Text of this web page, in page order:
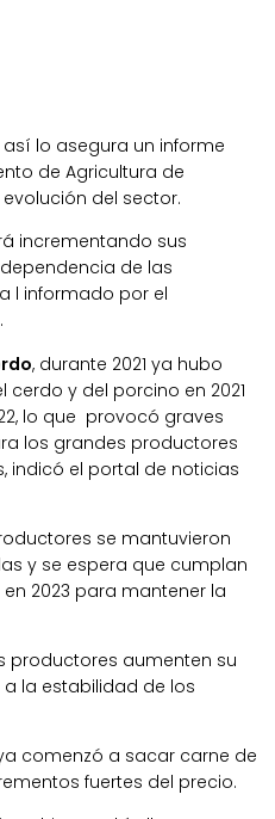
lo asegura un informe
de Agricultura de
del sector.
incrementando sus
de las
l informado por el
, durante 2021 ya hubo
y del porcino en 2021
lo que provocó graves
los grandes productores
indicó el portal de noticias
se mantuvieron
y se espera que cumplan
2023 para mantener la
productores aumenten su
la estabilidad de los
comenzó a sacar carne de
fuertes del precio.